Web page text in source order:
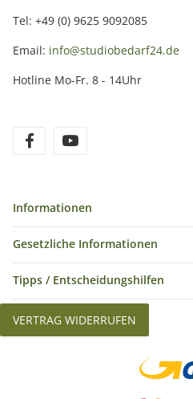
Tel: +49 (0) 9625 9092085
Email: info@studiobedarf24.de
Hotline Mo-Fr. 8 - 14Uhr
Informationen
Gesetzliche Informationen
Tipps / Entscheidungshilfen
VERTRAG WIDERRUFEN